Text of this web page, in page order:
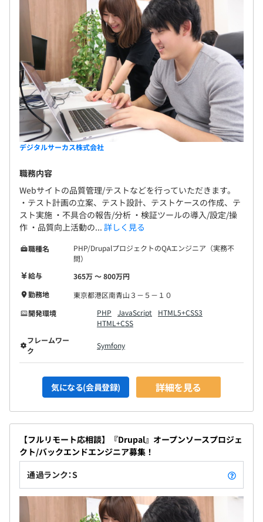
デジタルサーカス株式会社
職務内容
Webサイトの品質管理/テストなどを行っていただきます。
・テスト計画の立案、テスト設計、テストケースの作成、テ
スト実施 ・不具合の報告/分析 ・検証ツールの導入/設定/操
作 ・品質向上活動の... 詳しく見る
職種名
PHP/DrupalプロジェクトのQAエンジニア（実務不
問）
給与
365万 〜 800万円
勤務地
東京都港区南青山３－５－１０
開発環境
PHP JavaScript
HTML5+CSS3
HTML+CSS
フレームワー
ク
Symfony
気になる(会員登録) 詳細を見る
【フルリモート応相談】『Drupal』オープンソースプロジェ
クト/バックエンドエンジニア募集！
通過ランク：S